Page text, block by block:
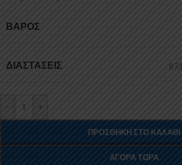
ΒΆΡΟΣ
ΔΙΑΣΤΆΣΕΙΣ
- +
ΠΡΟΣΘΉΚΗ ΣΤΟ ΚΑΛΆΘΙ
ΑΓΟΡΆ ΤΏΡΑ